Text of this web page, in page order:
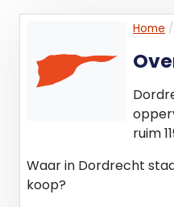
verlichtingsarmaturen*;
• Patchkast voorzien
•
• Glasvezelaansluiting*;
• Fietsenstalling aan
• Tussendeur naar de
• Apart dames- en
een voorportaal met
Home
ruim
Waar in Dordrecht
koop?